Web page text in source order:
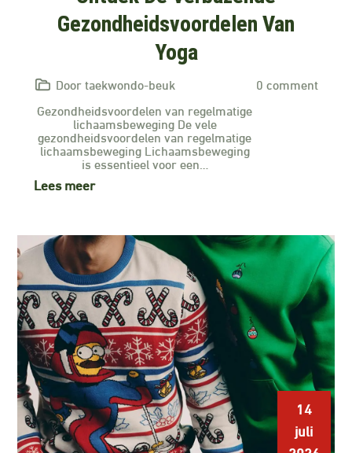
Gezondheidsvoordelen Van
Yoga
Door taekwondo-beuk
0 comment
Gezondheidsvoordelen van regelmatige
lichaamsbeweging De vele
gezondheidsvoordelen van regelmatige
lichaamsbeweging Lichaamsbeweging
is essentieel voor een…
Lees meer
14
juli